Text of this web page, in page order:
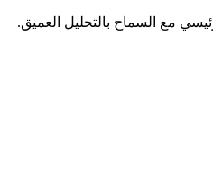
مع السماح بالتحليل العميق.